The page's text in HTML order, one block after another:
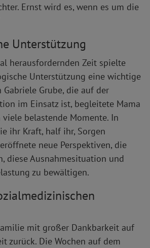
Ernst wird es, wenn es um die
Unterstützung
herausfordernden Zeit spielte
Unterstützung eine wichtige
Gabriele Grube, die auf der
im Einsatz ist, begleitete Mama
viele belastende Momente. In
ihr Kraft, half ihr, Sorgen
neue Perspektiven, die
diese Ausnahmesituation und
zu bewältigen.
mit großer Dankbarkeit auf
zurück. Die Wochen auf dem